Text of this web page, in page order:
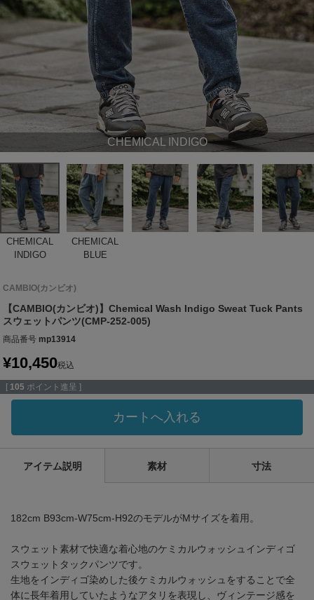
CHEMICAL INDIGO
CHEMICAL
INDIGO
CHEMICAL
BLUE
CAMBIO(カンビオ)
【CAMBIO(カンビオ)】Chemical Wash Indigo Sweat Tuck Pants
スウェットパンツ(CMP-252-005)
商品番号 mp13914
¥10,450税込
[ 105 ポイント進呈 ]
カートへ入れる
アイテム説明 素材 寸法
182cm B93cm-W75cm-H92のモデルがMサイズを着用。
スウェット素材で快適な着心地のケミカルウォッシュインディゴ
スウェットタックパンツです。
生地をインディゴ染めした後ケミカルウォッシュをすることで全
体に長年着用していたようなアタリを表現し、ヴィンテージ感を